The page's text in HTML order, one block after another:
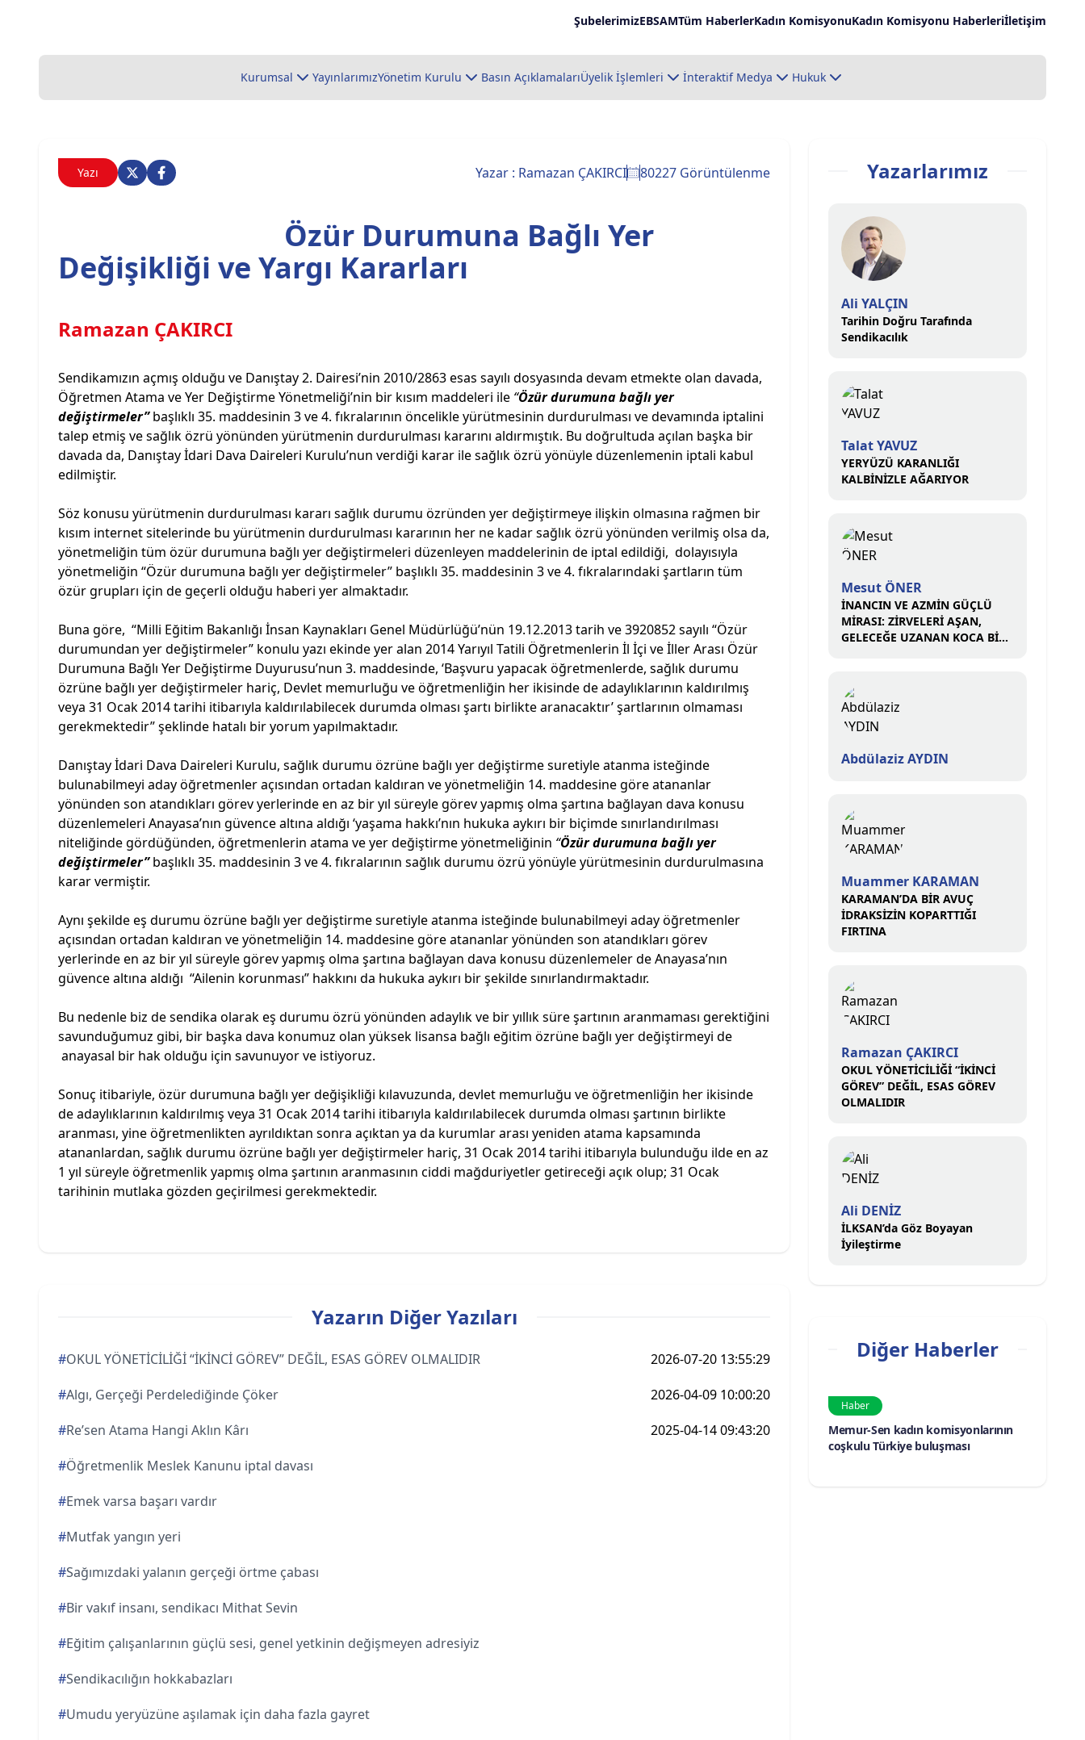
ŞubelerimizEBSAMTüm HaberlerKadın KomisyonuKadın Komisyonu Haberleriİletişim
Kurumsal YayınlarımızYönetim Kurulu Basın AçıklamalarıÜyelik İşlemleri İnteraktif Medya Hukuk
Yazı Yazar : Ramazan ÇAKIRCI 80227 Görüntülenme
Özür Durumuna Bağlı Yer
Değişikliği ve Yargı Kararları
Ramazan ÇAKIRCI
Sendikamızın açmış olduğu ve Danıştay 2. Dairesi’nin 2010/2863 esas sayılı dosyasında devam etmekte olan davada,
Öğretmen Atama ve Yer Değiştirme Yönetmeliği’nin bir kısım maddeleri ile “Özür durumuna bağlı yer
değiştirmeler”başlıklı 35. maddesinin 3 ve 4. fıkralarının öncelikle yürütmesinin durdurulması ve devamında iptalini
talep etmiş ve sağlık özrü yönünden yürütmenin durdurulması kararını aldırmıştık. Bu doğrultuda açılan başka bir
davada da, Danıştay İdari Dava Daireleri Kurulu’nun verdiği karar ile sağlık özrü yönüyle düzenlemenin iptali kabul
edilmiştir.
Söz konusu yürütmenin durdurulması kararı sağlık durumu özründen yer değiştirmeye ilişkin olmasına rağmen bir
kısım internet sitelerinde bu yürütmenin durdurulması kararının her ne kadar sağlık özrü yönünden verilmiş olsa da,
yönetmeliğin tüm özür durumuna bağlı yer değiştirmeleri düzenleyen maddelerinin de iptal edildiği, dolayısıyla
yönetmeliğin “Özür durumuna bağlı yer değiştirmeler” başlıklı 35. maddesinin 3 ve 4. fıkralarındaki şartların tüm
özür grupları için de geçerli olduğu haberi yer almaktadır.
Buna göre, “Milli Eğitim Bakanlığı İnsan Kaynakları Genel Müdürlüğü’nün 19.12.2013 tarih ve 3920852 sayılı “Özür
durumundan yer değiştirmeler” konulu yazı ekinde yer alan 2014 Yarıyıl Tatili Öğretmenlerin İl İçi ve İller Arası Özür
Durumuna Bağlı Yer Değiştirme Duyurusu’nun 3. maddesinde, ‘Başvuru yapacak öğretmenlerde, sağlık durumu
özrüne bağlı yer değiştirmeler hariç, Devlet memurluğu ve öğretmenliğin her ikisinde de adaylıklarının kaldırılmış
veya 31 Ocak 2014 tarihi itibarıyla kaldırılabilecek durumda olması şartı birlikte aranacaktır’ şartlarının olmaması
gerekmektedir” şeklinde hatalı bir yorum yapılmaktadır.
Danıştay İdari Dava Daireleri Kurulu, sağlık durumu özrüne bağlı yer değiştirme suretiyle atanma isteğinde
bulunabilmeyi aday öğretmenler açısından ortadan kaldıran ve yönetmeliğin 14. maddesine göre atananlar
yönünden son atandıkları görev yerlerinde en az bir yıl süreyle görev yapmış olma şartına bağlayan dava konusu
düzenlemeleri Anayasa’nın güvence altına aldığı ‘yaşama hakkı’nın hukuka aykırı bir biçimde sınırlandırılması
niteliğinde gördüğünden, öğretmenlerin atama ve yer değiştirme yönetmeliğinin “Özür durumuna bağlı yer
değiştirmeler”başlıklı 35. maddesinin 3 ve 4. fıkralarının sağlık durumu özrü yönüyle yürütmesinin durdurulmasına
karar vermiştir.
Aynı şekilde eş durumu özrüne bağlı yer değiştirme suretiyle atanma isteğinde bulunabilmeyi aday öğretmenler
açısından ortadan kaldıran ve yönetmeliğin 14. maddesine göre atananlar yönünden son atandıkları görev
yerlerinde en az bir yıl süreyle görev yapmış olma şartına bağlayan dava konusu düzenlemeler de Anayasa’nın
güvence altına aldığı “Ailenin korunması” hakkını da hukuka aykırı bir şekilde sınırlandırmaktadır.
Bu nedenle biz de sendika olarak eş durumu özrü yönünden adaylık ve bir yıllık süre şartının aranmaması gerektiğini
savunduğumuz gibi, bir başka dava konumuz olan yüksek lisansa bağlı eğitim özrüne bağlı yer değiştirmeyi de
anayasal bir hak olduğu için savunuyor ve istiyoruz.
Sonuç itibariyle, özür durumuna bağlı yer değişikliği kılavuzunda, devlet memurluğu ve öğretmenliğin her ikisinde
de adaylıklarının kaldırılmış veya 31 Ocak 2014 tarihi itibarıyla kaldırılabilecek durumda olması şartının birlikte
aranması, yine öğretmenlikten ayrıldıktan sonra açıktan ya da kurumlar arası yeniden atama kapsamında
atananlardan, sağlık durumu özrüne bağlı yer değiştirmeler hariç, 31 Ocak 2014 tarihi itibarıyla bulunduğu ilde en az
1 yıl süreyle öğretmenlik yapmış olma şartının aranmasının ciddi mağduriyetler getireceği açık olup; 31 Ocak
tarihinin mutlaka gözden geçirilmesi gerekmektedir.
Yazarın Diğer Yazıları
#OKUL YÖNETİCİLİĞİ “İKİNCİ GÖREV” DEĞİL, ESAS GÖREV OLMALIDIR
2026-07-20 13:55:29
#Algı, Gerçeği Perdelediğinde Çöker
2026-04-09 10:00:20
#Re’sen Atama Hangi Aklın Kârı
2025-04-14 09:43:20
#Öğretmenlik Meslek Kanunu iptal davası
#Emek varsa başarı vardır
#Mutfak yangın yeri
#Sağımızdaki yalanın gerçeği örtme çabası
#Bir vakıf insanı, sendikacı Mithat Sevin
#Eğitim çalışanlarının güçlü sesi, genel yetkinin değişmeyen adresiyiz
#Sendikacılığın hokkabazları
#Umudu yeryüzüne aşılamak için daha fazla gayret
Yazarlarımız
Ali YALÇIN
Tarihin Doğru Tarafında
Sendikacılık
Talat YAVUZ
YERYÜZÜ KARANLIĞI
KALBİNİZLE AĞARIYOR
Mesut ÖNER
İNANCIN VE AZMİN GÜÇLÜ
MİRASI: ZİRVELERİ AŞAN,
GELECEĞE UZANAN KOCA BİR
Abdülaziz AYDIN
Muammer KARAMAN
KARAMAN’DA BİR AVUÇ
İDRAKSİZİN KOPARTTIĞI
FIRTINA
Ramazan ÇAKIRCI
OKUL YÖNETİCİLİĞİ “İKİNCİ
GÖREV” DEĞİL, ESAS GÖREV
OLMALIDIR
Ali DENİZ
İLKSAN’da Göz Boyayan
İyileştirme
Diğer Haberler
Haber
Memur-Sen kadın komisyonlarının
coşkulu Türkiye buluşması